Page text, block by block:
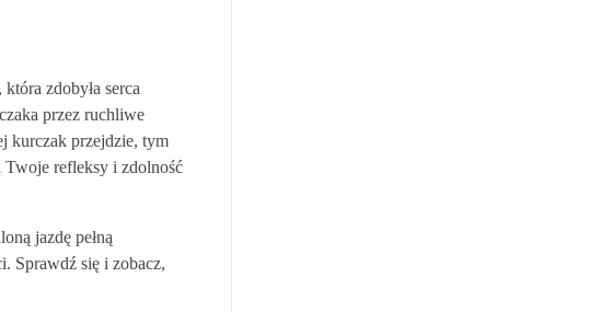
zdobyła serca
przez ruchliwe
kurczak przejdzie, tym
Twoje refleksy i zdolność
jazdę pełną
Sprawdź się i zobacz,